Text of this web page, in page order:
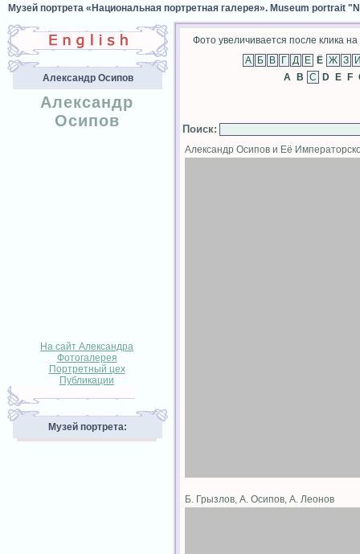
Музей портрета «Национальная портретная галерея». Museum portrait
Александр Осипов
Александр
Осипов
На сайт Александра
Фотогалерея
Портретный цех
Публикации
Музей портрета:
Фото увеличивается после клика на
Ё
A
B D E F
Поиск:
Александр Осипов и Её
Б. Грызлов, А. Осипов, А. Леонов